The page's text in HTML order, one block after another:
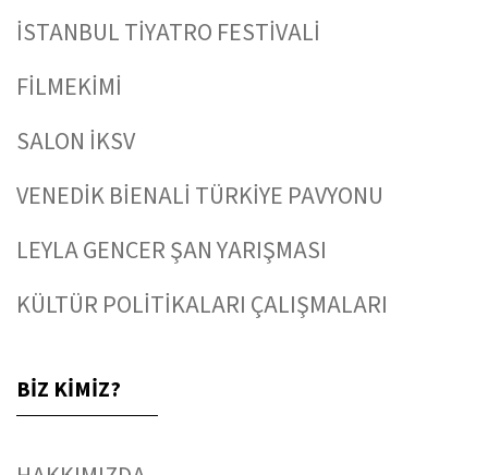
İSTANBUL TİYATRO FESTİVALİ
FİLMEKİMİ
SALON İKSV
VENEDİK BİENALİ TÜRKİYE PAVYONU
LEYLA GENCER ŞAN YARIŞMASI
KÜLTÜR POLİTİKALARI ÇALIŞMALARI
BİZ KİMİZ?